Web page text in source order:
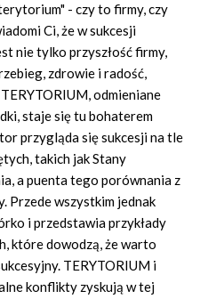
- czy to firmy, czy
Ci, że w sukcesji
nie tylko przyszłość firmy,
zdrowie i radość,
odmieniane
staje się tu bohaterem
przygląda się sukcesji na tle
takich jak Stany
a puenta tego porównania z
Przede wszystkim jednak
i przedstawia przykłady
które dowodzą, że warto
TERYTORIUM i
konflikty zyskują w tej